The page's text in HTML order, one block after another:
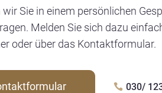
wir Sie in einem persönlichen
Melden Sie sich dazu
oder über das Kontaktformular.
030/